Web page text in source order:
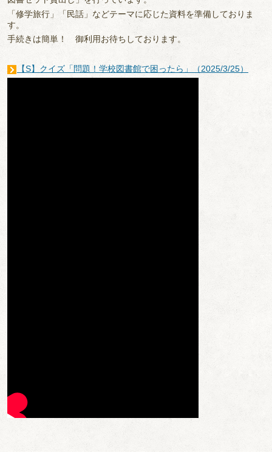
「修学旅行」「民話」などテーマに応じた資料を準備しておりま
す。
手続きは簡単！ 御利用お待ちしております。
【S】クイズ「問題！学校図書館で困ったら」（2025/3/25）